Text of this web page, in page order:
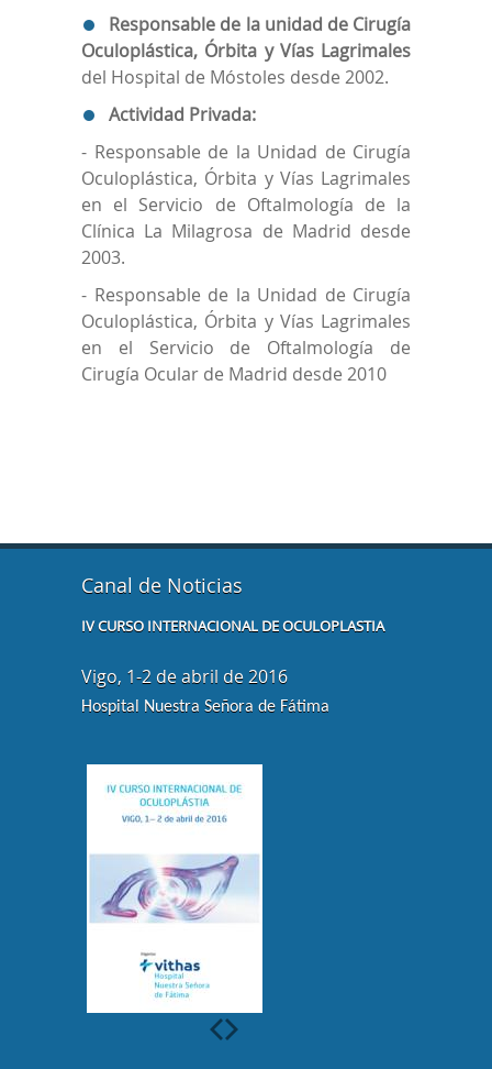
Responsable de la unidad de Cirugía
Oculoplástica, Órbita y Vías Lagrimales
del Hospital de Móstoles desde 2002.
Actividad Privada:
- Responsable de la Unidad de Cirugía
Oculoplástica, Órbita y Vías Lagrimales
en el Servicio de Oftalmología de la
Clínica La Milagrosa de Madrid desde
2003.
- Responsable de la Unidad de Cirugía
Oculoplástica, Órbita y Vías Lagrimales
en el Servicio de Oftalmología de
Cirugía Ocular de Madrid desde 2010
Canal de Noticias
IV CURSO INTERNACIONAL DE OCULOPLASTIA
Vigo, 1-2 de abril de 2016
Hospital Nuestra Señora de Fátima